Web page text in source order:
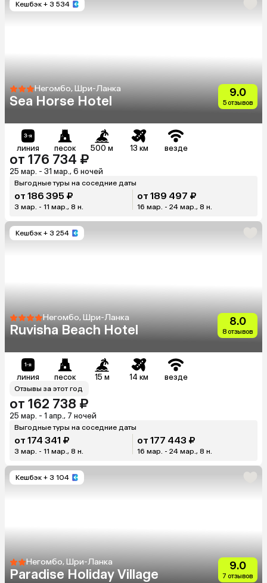
Кешбэк + 3 534
Негомбо, Шри-Ланка
Sea Horse Hotel
9.0
5 отзывов
линия песок 500 м 13 км везде
от 176 734 ₽
25 мар. - 31 мар., 6 ночей
Выгодные туры на соседние даты
от 186 395 ₽
3 мар. - 11 мар., 8 н.
от 189 497 ₽
16 мар. - 24 мар., 8 н.
Кешбэк + 3 254
Негомбо, Шри-Ланка
Ruvisha Beach Hotel
8.0
8 отзывов
линия песок 15 м 14 км везде
Отзывы за этот год
от 162 738 ₽
25 мар. - 1 апр., 7 ночей
Выгодные туры на соседние даты
от 174 341 ₽
3 мар. - 11 мар., 8 н.
от 177 443 ₽
16 мар. - 24 мар., 8 н.
Кешбэк + 3 104
Негомбо, Шри-Ланка
Paradise Holiday Village
9.0
7 отзывов